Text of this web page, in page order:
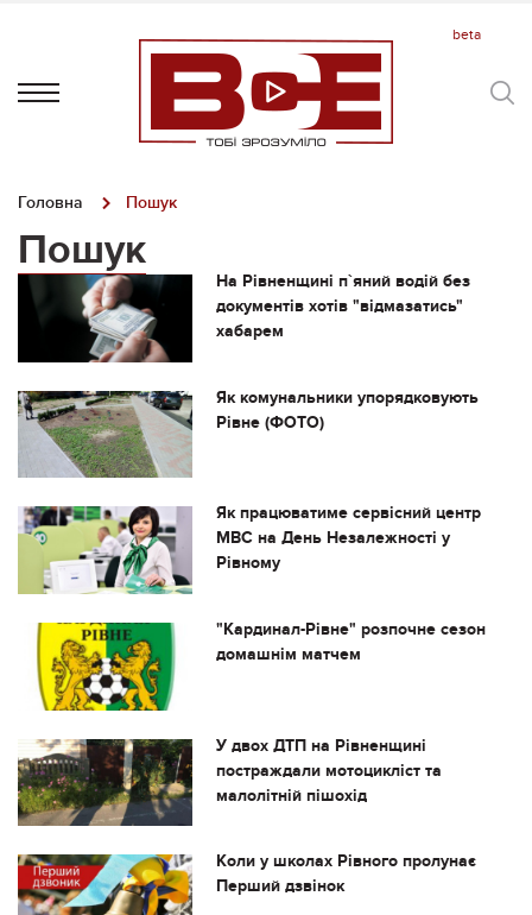
Головна Пошук
Пошук
На Рівненщині п`яний водій без
документів хотів "відмазатись"
хабарем
Як комунальники упорядковують
Рівне (ФОТО)
Як працюватиме сервісний центр
МВС на День Незалежності у
Рівному
"Кардинал-Рівне" розпочне сезон
домашнім матчем
У двох ДТП на Рівненщині
постраждали мотоцикліст та
малолітній пішохід
Коли у школах Рівного пролунає
Перший дзвінок